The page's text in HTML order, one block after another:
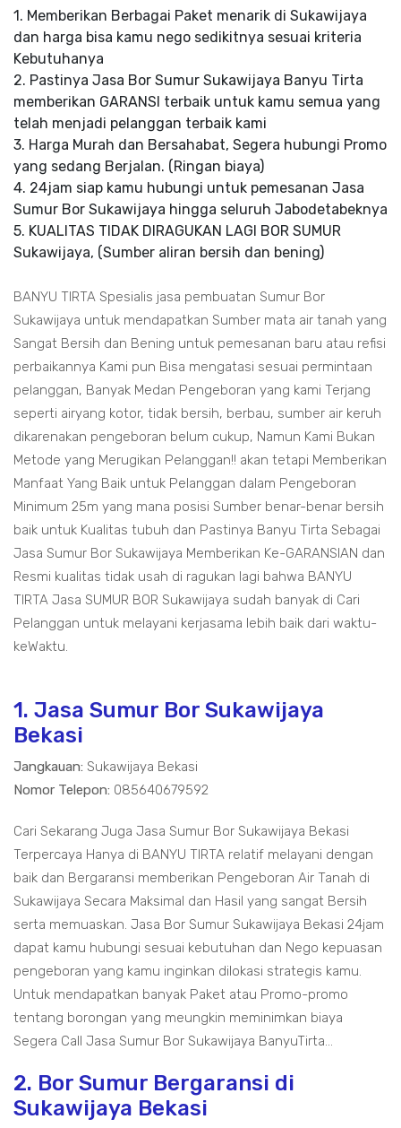
1. Memberikan Berbagai Paket menarik di Sukawijaya
dan harga bisa kamu nego sedikitnya sesuai kriteria
Kebutuhanya
2. Pastinya Jasa Bor Sumur Sukawijaya Banyu Tirta
memberikan GARANSI terbaik untuk kamu semua yang
telah menjadi pelanggan terbaik kami
3. Harga Murah dan Bersahabat, Segera hubungi Promo
yang sedang Berjalan. (Ringan biaya)
4. 24jam siap kamu hubungi untuk pemesanan Jasa
Sumur Bor Sukawijaya hingga seluruh Jabodetabeknya
5. KUALITAS TIDAK DIRAGUKAN LAGI BOR SUMUR
Sukawijaya, (Sumber aliran bersih dan bening)
BANYU TIRTA Spesialis jasa pembuatan Sumur Bor
Sukawijaya untuk mendapatkan Sumber mata air tanah yang
Sangat Bersih dan Bening untuk pemesanan baru atau refisi
perbaikannya Kami pun Bisa mengatasi sesuai permintaan
pelanggan, Banyak Medan Pengeboran yang kami Terjang
seperti airyang kotor, tidak bersih, berbau, sumber air keruh
dikarenakan pengeboran belum cukup, Namun Kami Bukan
Metode yang Merugikan Pelanggan!! akan tetapi Memberikan
Manfaat Yang Baik untuk Pelanggan dalam Pengeboran
Minimum 25m yang mana posisi Sumber benar-benar bersih
baik untuk Kualitas tubuh dan Pastinya Banyu Tirta Sebagai
Jasa Sumur Bor Sukawijaya Memberikan Ke-GARANSIAN dan
Resmi kualitas tidak usah di ragukan lagi bahwa BANYU
TIRTA Jasa SUMUR BOR Sukawijaya sudah banyak di Cari
Pelanggan untuk melayani kerjasama lebih baik dari waktu-
keWaktu.
1. Jasa Sumur Bor Sukawijaya
Bekasi
Jangkauan: Sukawijaya Bekasi
Nomor Telepon: 085640679592
Cari Sekarang Juga Jasa Sumur Bor Sukawijaya Bekasi
Terpercaya Hanya di BANYU TIRTA relatif melayani dengan
baik dan Bergaransi memberikan Pengeboran Air Tanah di
Sukawijaya Secara Maksimal dan Hasil yang sangat Bersih
serta memuaskan. Jasa Bor Sumur Sukawijaya Bekasi 24jam
dapat kamu hubungi sesuai kebutuhan dan Nego kepuasan
pengeboran yang kamu inginkan dilokasi strategis kamu.
Untuk mendapatkan banyak Paket atau Promo-promo
tentang borongan yang meungkin meminimkan biaya
Segera Call Jasa Sumur Bor Sukawijaya BanyuTirta...
2. Bor Sumur Bergaransi di
Sukawijaya Bekasi